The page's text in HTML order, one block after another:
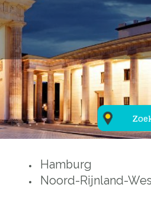
Hamburg
Noord-Rijnland-